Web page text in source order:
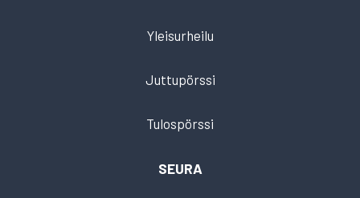
Yleisurheilu
Juttupörssi
Tulospörssi
SEURA